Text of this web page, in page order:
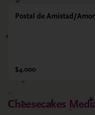
Postal de Amistad/Amor
$4.000
Cheesecakes